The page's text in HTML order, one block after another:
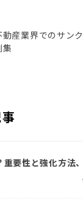
動産業界でのサン
集
重要性と強化方法